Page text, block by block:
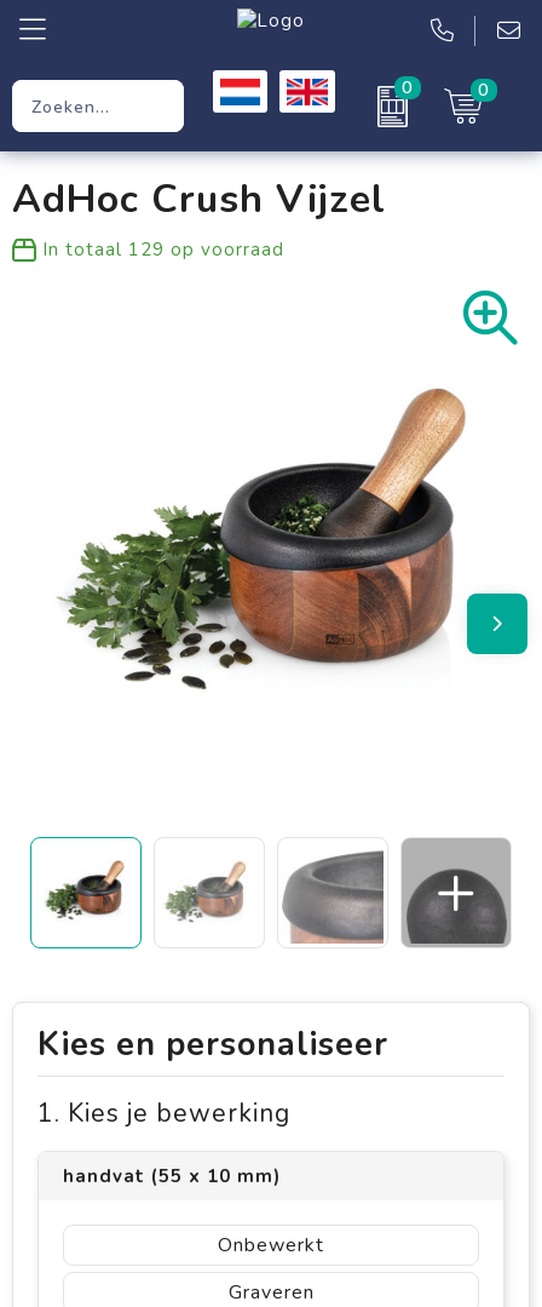
0 0
Werkkleding
Kleding
AdHoc Crush Vijzel
In totaal 129 op voorraad
Kies en personaliseer
1. Kies je bewerking
handvat (55 x 10 mm)
Onbewerkt
Graveren